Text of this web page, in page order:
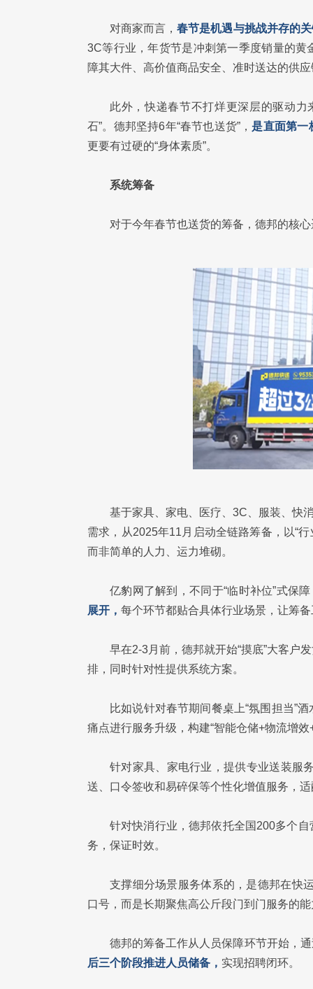
对商家而言，春节是机遇与挑战并存的
3C等行业，年货节是冲刺第一季度销量的
障其大件、高价值商品安全、准时送达的供
此外，快递春节不打烊更深层的驱动
石”。德邦坚持6年“春节也送货”，是直面第一
更要有过硬的“身体素质”。
系统筹备
对于今年春节也送货的筹备，德邦的核心
基于家具、家电、医疗、3C、服装、快
需求，从2025年11月启动全链路筹备，以“
而非简单的人力、运力堆砌。
亿豹网了解到，不同于“临时补位”式保障
展开， 每个环节都贴合具体行业场景，让筹
早在2-3月前，德邦就开始“摸底”大客户
排，同时针对性提供系统方案。
比如说针对春节期间餐桌上“氛围担当”
痛点进行服务升级，构建“智能仓储+物流增
针对家具、家电行业，提供专业送装服
送、口令签收和易碎保等个性化增值服务，
针对快消行业，德邦依托全国200多个
务，保证时效。
支撑细分场景服务体系的，是德邦在快
口号，而是长期聚焦高公斤段门到门服务的
德邦的筹备工作从人员保障环节开始，
后三个阶段推进人员储备， 实现招聘闭环。